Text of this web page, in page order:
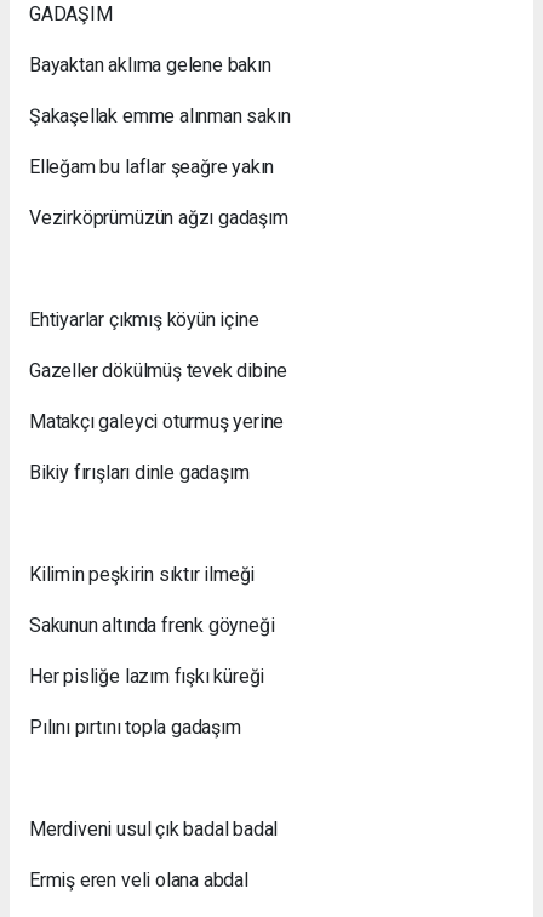
GADAŞIM
Bayaktan aklıma gelene bakın
Şakaşellak emme alınman sakın
Elleğam bu laflar şeağre yakın
Vezirköprümüzün ağzı gadaşım
Ehtiyarlar çıkmış köyün içine
Gazeller dökülmüş tevek dibine
Matakçı galeyci oturmuş yerine
Bikiy fırışları dinle gadaşım
Kilimin peşkirin sıktır ilmeği
Sakunun altında frenk göyneği
Her pisliğe lazım fışkı küreği
Pılını pırtını topla gadaşım
Merdiveni usul çık badal badal
Ermiş eren veli olana abdal